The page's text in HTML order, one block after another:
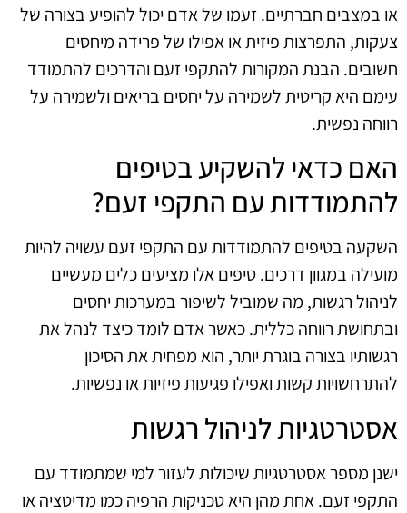
או במצבים חברתיים. זעמו של אדם יכול להופיע בצורה של
צעקות, התפרצות פיזית או אפילו של פרידה מיחסים
חשובים. הבנת המקורות להתקפי זעם והדרכים להתמודד
עימם היא קריטית לשמירה על יחסים בריאים ולשמירה על
רווחה נפשית.
האם כדאי להשקיע בטיפים
להתמודדות עם התקפי זעם?
השקעה בטיפים להתמודדות עם התקפי זעם עשויה להיות
מועילה במגוון דרכים. טיפים אלו מציעים כלים מעשיים
לניהול רגשות, מה שמוביל לשיפור במערכות יחסים
ובתחושת רווחה כללית. כאשר אדם לומד כיצד לנהל את
רגשותיו בצורה בוגרת יותר, הוא מפחית את הסיכון
להתרחשויות קשות ואפילו פגיעות פיזיות או נפשיות.
אסטרטגיות לניהול רגשות
ישנן מספר אסטרטגיות שיכולות לעזור למי שמתמודד עם
התקפי זעם. אחת מהן היא טכניקות הרפיה כמו מדיטציה או